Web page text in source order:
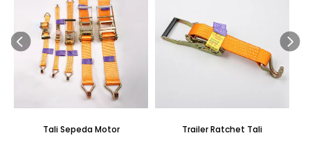
Tali Sepeda Motor Trailer Ratchet Tali